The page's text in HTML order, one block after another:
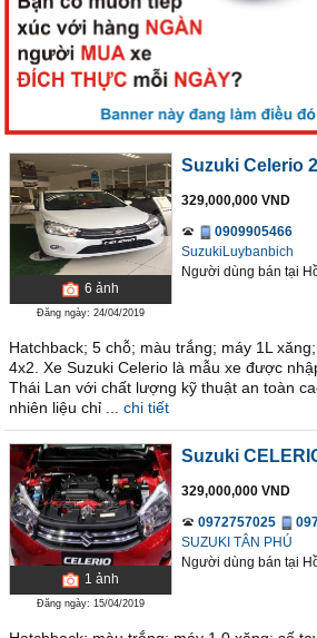
6 ảnh
Đăng ngày: 24/04/2019
Suzuki Celerio
329,000,000 VND
0909905466
SuzukiLuybanbich
Người dùng bán tại
Hatchback; 5 chỗ; màu trắng; máy 1L
4x2. Xe Suzuki Celerio là mẫu xe được
Thái Lan với chất lượng kỹ thuật an toàn
nhiên liệu chỉ ...
chi tiết
1 ảnh
Đăng ngày: 15/04/2019
Suzuki
329,000,000 VND
0972757025
SUZUKI TÂN PHÚ
Người dùng bán tại